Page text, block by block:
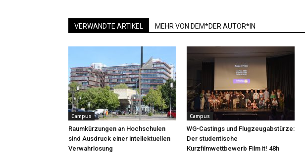
VERWANDTE ARTIKEL MEHR VON DEM*DER AUTOR*IN
Campus
Raumkürzungen an Hochschulen
sind Ausdruck einer intellektuellen
Verwahrlosung
Campus
WG-Castings und Flugzeugabstürze:
Der studentische
Kurzfilmwettbewerb Film it! 48h